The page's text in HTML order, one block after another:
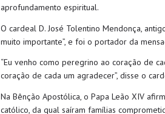
aprofundamento espiritual.
O cardeal D. José Tolentino Mendonça,
muito importante”, e foi o portador da
“Eu venho como peregrino ao coração de
coração de cada um agradecer”, disse o
Na Bênção Apostólica, o Papa Leão XIV
católico, da qual saíram famílias